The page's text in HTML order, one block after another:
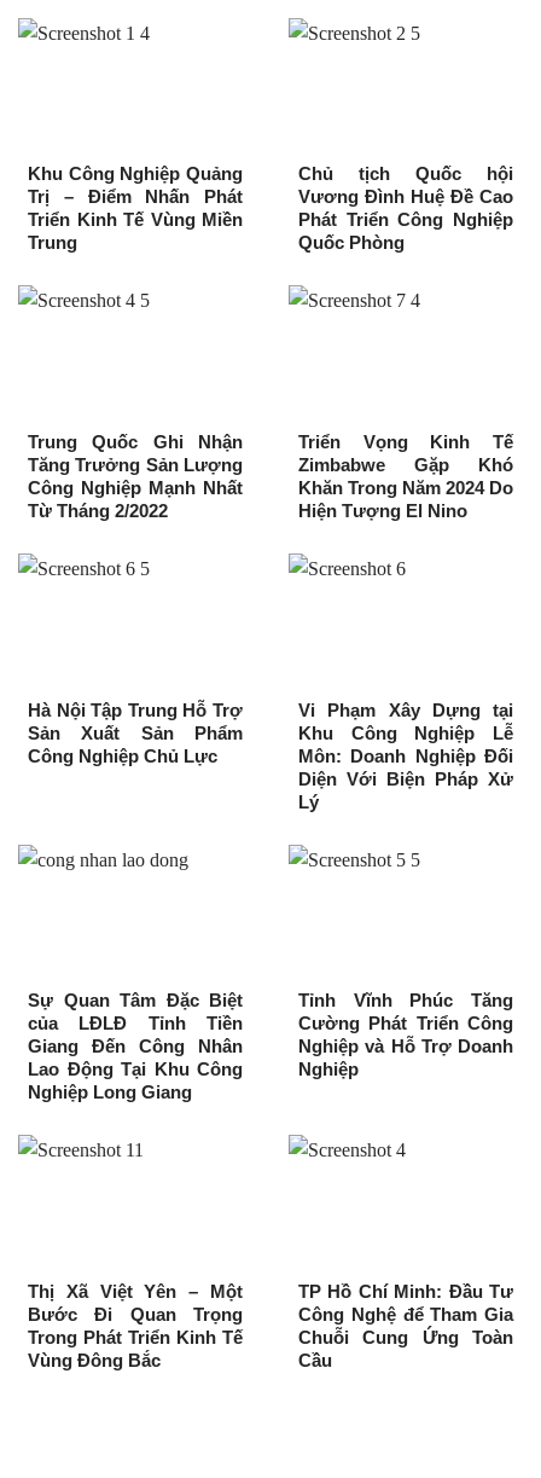
Khu Công Nghiệp Quảng
Trị – Điểm Nhấn Phát
Triển Kinh Tế Vùng Miền
Trung
Chủ tịch Quốc hội
Vương Đình Huệ Đề Cao
Phát Triển Công Nghiệp
Quốc Phòng
Trung Quốc Ghi Nhận
Tăng Trưởng Sản Lượng
Công Nghiệp Mạnh Nhất
Từ Tháng 2/2022
Triển Vọng Kinh Tế
Zimbabwe Gặp Khó
Khăn Trong Năm 2024 Do
Hiện Tượng El Nino
Hà Nội Tập Trung Hỗ Trợ
Sản Xuất Sản Phẩm
Công Nghiệp Chủ Lực
Vi Phạm Xây Dựng tại
Khu Công Nghiệp Lễ
Môn: Doanh Nghiệp Đối
Diện Với Biện Pháp Xử
Lý
Sự Quan Tâm Đặc Biệt
của LĐLĐ Tỉnh Tiền
Giang Đến Công Nhân
Lao Động Tại Khu Công
Nghiệp Long Giang
Tỉnh Vĩnh Phúc Tăng
Cường Phát Triển Công
Nghiệp và Hỗ Trợ Doanh
Nghiệp
Thị Xã Việt Yên – Một
Bước Đi Quan Trọng
Trong Phát Triển Kinh Tế
Vùng Đông Bắc
TP Hồ Chí Minh: Đầu Tư
Công Nghệ để Tham Gia
Chuỗi Cung Ứng Toàn
Cầu